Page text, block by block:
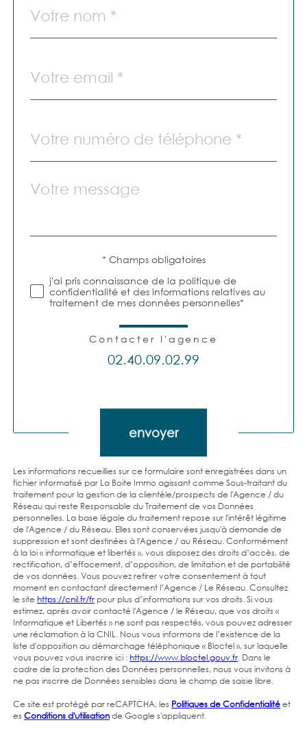
par
défaut
*
*
*
Fieldset
par
Message
*
* Champs obligatoires
j'ai pris connaissance de la politique de
confidentialité et des informations relatives au
traitement de mes données personnelles*
Contacter l'agence
02.40.09.02.99
envoyer
Les informations recueillies sur ce formulaire sont enregistrées dans un
fichier informatisé par La Boite Immo agissant comme Sous-traitant du
traitement pour la gestion de la clientèle/prospects de l'Agence / du
Réseau qui reste Responsable du Traitement de vos Données
personnelles. La base légale du traitement repose sur l'intérêt légitime
de l'Agence / du Réseau. Elles sont conservées jusqu'à demande de
suppression et sont destinées à l'Agence / au Réseau. Conformément
à la loi « informatique et libertés », vous disposez des droits d’accès, de
rectification, d’effacement, d’opposition, de limitation et de portabilité
de vos données. Vous pouvez retirer votre consentement à tout
moment en contactant directement l’Agence / Le Réseau. Consultez
le site https://cnil.fr/fr pour plus d’informations sur vos droits. Si vous
estimez, après avoir contacté l'Agence / le Réseau, que vos droits «
Informatique et Libertés » ne sont pas respectés, vous pouvez adresser
une réclamation à la CNIL. Nous vous informons de l’existence de la
liste d'opposition au démarchage téléphonique « Bloctel », sur laquelle
vous pouvez vous inscrire ici : https://www.bloctel.gouv.fr. Dans le
cadre de la protection des Données personnelles, nous vous invitons à
ne pas inscrire de Données sensibles dans le champ de saisie libre.
Ce site est protégé par reCAPTCHA, les Politiques de Confidentialitéet
es Conditions d'utilisationde Google s'appliquent.